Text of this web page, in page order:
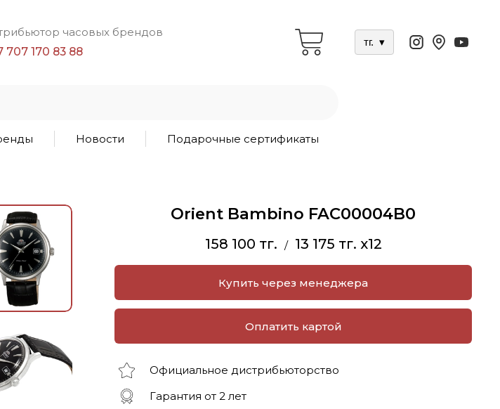
часовых брендов
707 170 83 88
тг. ▾
Новости Подарочные сертификаты
Orient Bambino FAC00004B0
158 100 тг. / 13 175 тг. x12
Купить через менеджера
Оплатить картой
Официальное дистрибьюторство
Гарантия от 2 лет